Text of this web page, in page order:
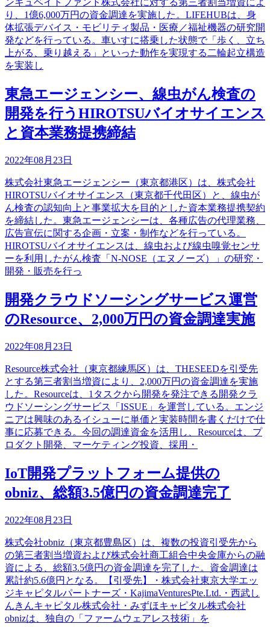
ンキュベイトファンド株式会社に対する第三者割当増資によ
り、1億6,000万円の資金調達を実施した。LIFEHUBは、身
体拡張デバイス・モビリティ製品・医療／福祉機器の研究開
発などを行っている。車いすに搭乗した状態で「歩く、立ち
上がる、乗り越える」といった動作を実現する二輪起立構造
を実装し
東急エージェンシー、線虫がん検査の
開発を行うHIROTSUバイオサイエンス
と資本業務提携締結
2022年08月23日
株式会社東急エージェンシー（東京都港区）は、株式会社
HIROTSUバイオサイエンス（東京都千代田区）と、線虫が
ん検査の認知向上と事業拡大を目的とした資本業務提携契約
を締結した。東急エージェンシーは、各種広告の代理業務、
広告宣伝に関する企画・立案・制作などを行っている。
HIROTSUバイオサイエンスは、線虫および線虫嗅覚センサ
ーを利用したがん検査「N-NOSE（エヌノーズ）」の研究・
開発・販売を行っ
開発クラウドソーシングサービス運営
のResource、2,000万円の資金調達実施
2022年08月23日
Resource株式会社（東京都練馬区）は、THESEEDを引受先
とする第三者割当増資により、2,000万円の資金調達を実施
した。Resourceは、1タスクから開発を発注できる開発クラ
ウドソーシングサービス「ISSUE」を運営している。エンジ
ニアは興味のあるイシューに単価と実装時間を書くだけで仕
事に応募できる。今回の調達資金を活用し、Resourceは、プ
ロダクト開発、マーケティング投資、採用・
IoT開発プラットフォーム提供の
obniz、総額3.5億円の資金調達完了
2022年08月23日
株式会社obniz（東京都豊島区）は、複数の投資引受先から
の第三者割当増資および株式会社商工組合中央金庫からの融
資による、総額3.5億円の資金調達を完了した。資金調達は
累計約5.6億円となる。【引受先】・株式会社東京大学エッ
ジキャピタルパートナーズ・KajimaVenturesPte.Ltd.・西武し
んきんキャピタル株式会社・みずほキャピタル株式会社
obnizは、独自の「ファームウェアレス技術」を